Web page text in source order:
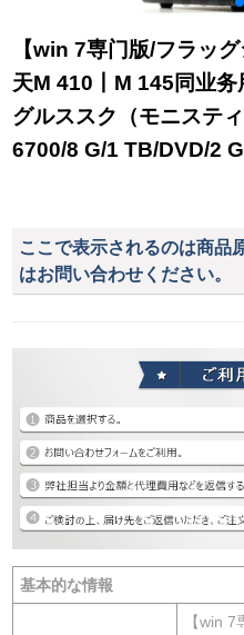
【win 7専门版/フラッ
天M 410丨M 145同业
グルススク（モニステ
6700/8 G/1 TB/DVD/2 G
ここで表示されるのは商品
はお問い合わせください。
基本的な情報
【win